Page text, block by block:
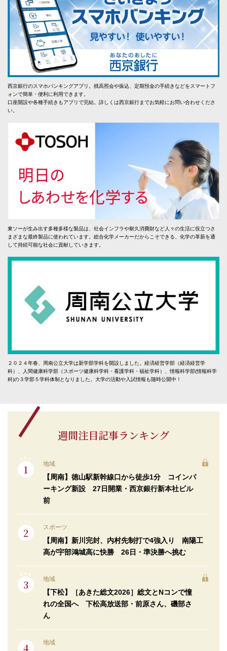
西京銀行のスマホバンキングアプリ。残高照会や振込、定期預金の手続きなどをスマートフ
ォンで簡単・便利に利用できます。
口座開設や各種手続きもアプリで完結。詳しくは西京銀行までお気軽にお問い合わせくださ
い。
東ソーが生み出す多種多様な製品は、社会インフラや耐久消費財など人々の生活に役立つさ
まざまな最終製品に使われています。総合化学メーカーだからこそできる、化学の革新を通
して持続可能な社会に貢献していきます。
２０２４年春、周南公立大学は新学部学科を開設しました。経済経営学部（経済経営学
科）、人間健康科学部（スポーツ健康科学科・看護学科・福祉学科）、情報科学部(情報科学
科)の３学部５学科体制となりました。大学の活動や入試情報も随時公開中！
週間注目記事ランキング
地域
【周南】徳山駅新幹線口から徒歩1分 コインパ
ーキング新設 27日開業・西京銀行新本社ビル
前
スポーツ
【周南】新川完封、内村先制打で4強入り 南陽工
高が宇部鴻城高に快勝 26日・準決勝へ挑む
地域
【下松】［あきた総文2026］総文とNコンで憧
れの全国へ 下松高放送部・前原さん、磯部さ
ん
地域